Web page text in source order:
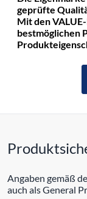
geprüfte
Mit den
bestmöglichen
Angaben gemäß
auch als General